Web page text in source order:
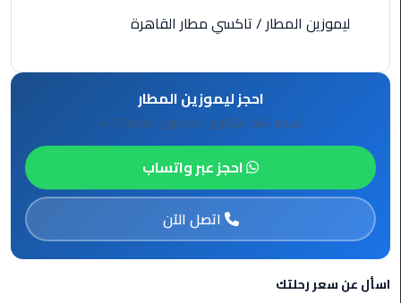
ليموزين
برج
المطار
الخط
الساخن
ليموزين
مطار
العلمين
ليموزين المطار/تاكسي مطار القاهرة
احجز ليموزين المطار
أسعار ثابتة، سائقون محترفون، خدمة 24/7
احجز عبر واتساب
اتصل الآن
اسأل عن سعر رحلتك